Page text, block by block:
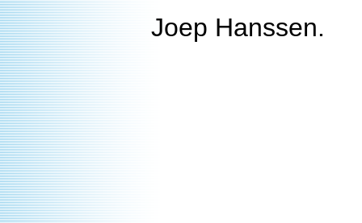
Joep Hanssen.